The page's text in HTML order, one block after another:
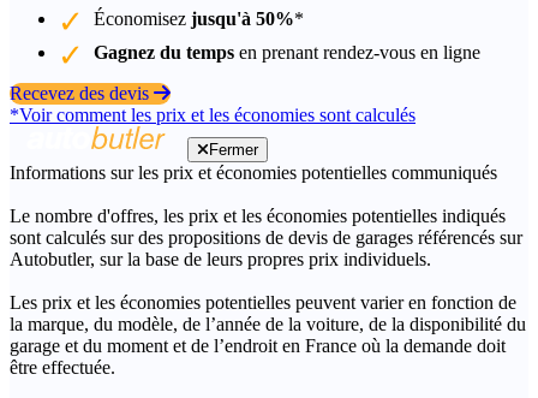
Économisez jusqu'à 50%*
Gagnez du temps en prenant rendez-vous en ligne
Recevez des devis
*Voir comment les prix et les économies sont calculés
Fermer
Informations sur les prix et économies potentielles communiqués
Le nombre d'offres, les prix et les économies potentielles indiqués
sont calculés sur des propositions de devis de garages référencés sur
Autobutler, sur la base de leurs propres prix individuels.
Les prix et les économies potentielles peuvent varier en fonction de
la marque, du modèle, de l’année de la voiture, de la disponibilité du
garage et du moment et de l’endroit en France où la demande doit
être effectuée.